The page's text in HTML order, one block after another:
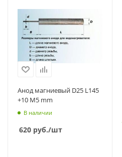
Анод магниевый D25 L145
+10 М5 mm
В наличии
620 руб./шт